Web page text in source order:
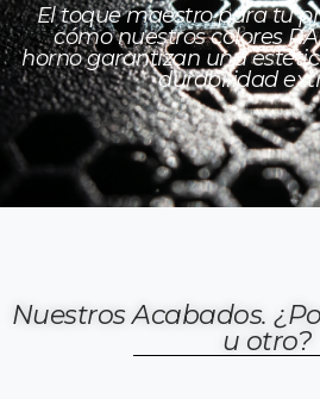
El toque maestro para tu
cómo nuestros colores
horno garantizan una
durabilidad
Nuestros Acabados.
u otro?